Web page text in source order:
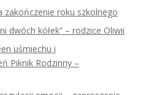
zakończenie roku szkolnego
dwóch kółek” – rodzice Oliwii
uśmiechu i
Piknik Rodzinny –